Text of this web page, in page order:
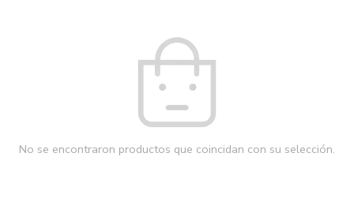
No se encontraron productos que coincidan con su selección.